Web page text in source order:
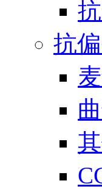
抗